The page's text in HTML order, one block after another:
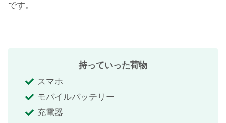
です。
持っていった荷物
スマホ
モバイルバッテリー
充電器